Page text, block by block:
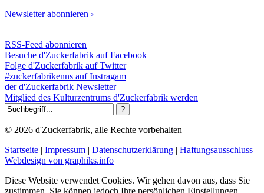
Newsletter abonnieren ›
RSS-Feed abonnieren
Besuche d'Zuckerfabrik auf Facebook
Folge d'Zuckerfabrik auf Twitter
#zuckerfabrikenns auf Instragam
der d'Zuckerfabrik Newsletter
Mitglied des Kulturzentrums d'Zuckerfabrik werden
© 2026 d'Zuckerfabrik, alle Rechte vorbehalten
Startseite | Impressum | Datenschutzerklärung | Haftungsausschluss |
Webdesign von graphiks.info
Diese Website verwendet Cookies. Wir gehen davon aus, dass Sie